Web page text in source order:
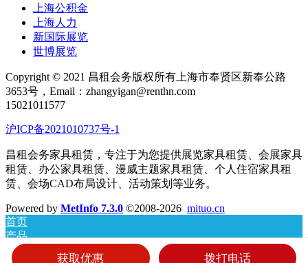
上海公积金
上海人力
新国际展览
世博展览
Copyright © 2021 昌租会务版权所有上海市奉贤区新奉公路
3653号，Email：zhangyigan@renthn.com
15021011577
沪ICP备2021010737号-1
昌租会务家具租赁，专注于为您提供展览家具租赁、会展家具
租赁、办公家具租赁、漫威主题家具租赁、个人住宿家具租
赁、会场CAD布局设计、活动策划等业务。
Powered by MetInfo 7.3.0 ©2008-2026 mituo.cn
首页
产品
新闻
获取优惠 拨打电话